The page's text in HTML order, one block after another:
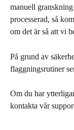
manuell
processerad, så
om det är så att vi
På grund av
flaggningsrutiner
Om du har
kontakta vår